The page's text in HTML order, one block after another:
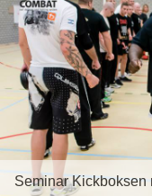
Seminar Kickboksen